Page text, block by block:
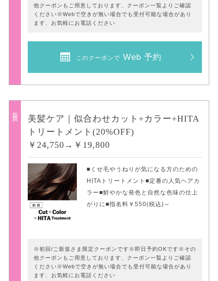
他クーポンもご用意しております、クーポン一覧よりご確認
ください※Webで空きが無い場合でも受付可能な場合があり
ます、お気軽にお電話ください
このクーポンで Web 予約
新規
美髪ケア｜似合わせカット+カラー+HITA
トリートメント(20%OFF)
￥24,750→￥19,800
■くせ毛やうねりが気になる方のための
HITAトリートメント■定番の人気ヘアカ
ラー■鮮やかな発色と自然な色味の仕上
がりに■指名料￥550(税込)～
※初回/ご新規さま限定クーポンです※即日予約OKです※その
他クーポンもご用意しております、クーポン一覧よりご確認
ください※Webで空きが無い場合でも受付可能な場合があり
ます、お気軽にお電話ください